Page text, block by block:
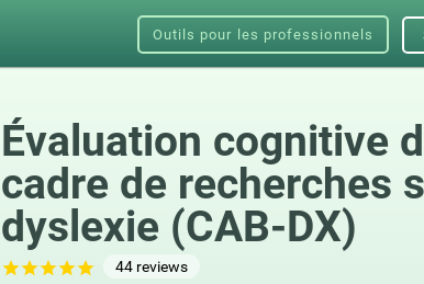
Outils pour les professionnels
Évaluation cognitive
cadre de recherches
dyslexie (CAB-DX)
44 reviews